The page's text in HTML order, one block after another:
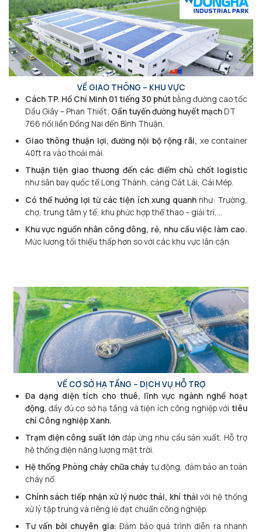
VỀ GIAO THÔNG – KHU VỰC
Cách TP. Hồ Chí Minh 01 tiếng 30 phútbằng đường cao tốc
Dầu Giây – Phan Thiết; Gần tuyến đường huyết mạchDT
766 nối liền Đồng Nai đến Bình Thuận.
Giao thông thuận lợi, đường nội bộ rộng rãi, xe container
40ft ra vào thoải mái.
Thuận tiện giao thương đến các điểm chủ chốt logistic
như sân bay quốc tế Long Thành, cảng Cát Lái, Cái Mép.
Có thể hưởng lợi từ các tiện ích xung quanhnhư: Trường,
chợ, trung tâm y tế, khu phức hợp thể thao – giải trí,…
Khu vực nguồn nhân công đông, rẻ, nhu cầu việc làm cao.
Mức lương tối thiểu thấp hơn so với các khu vực lân cận.
VỀ CƠ SỞ HẠ TẦNG – DỊCH VỤ HỖ TRỢ
Đa dạng diện tích cho thuê, lĩnh vực ngành nghề hoạt
động, đầy đủ cơ sở hạ tầng và tiện ích công nghiệp với tiêu
chí Công nghiệp Xanh.
Trạm điện công suất lớn đáp ứng nhu cầu sản xuất. Hỗ trợ
hệ thống điện năng lượng mặt trời.
Hệ thống Phòng cháy chữa cháy tự động, đảm bảo an toàn
cháy nổ.
Chính sách tiếp nhận xử lý nước thải, khí thải với hệ thống
xử lý tập trung và riêng lẻ đạt chuẩn công nghiệp.
Tư vấn bởi chuyên gia: Đảm bảo quá trình diễn ra nhanh